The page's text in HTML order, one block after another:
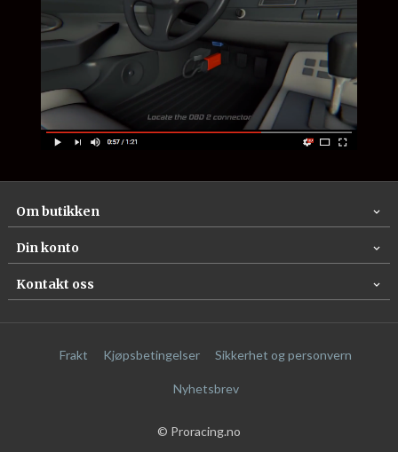
Om butikken
Din konto
Kontakt oss
Frakt Kjøpsbetingelser Sikkerhet og personvern
Nyhetsbrev
© Proracing.no